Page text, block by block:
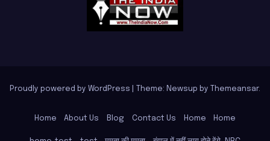
Proudly powered by WordPress Theme: Newsup by Themeansar.
Home About Us Blog Contact Us Home Home